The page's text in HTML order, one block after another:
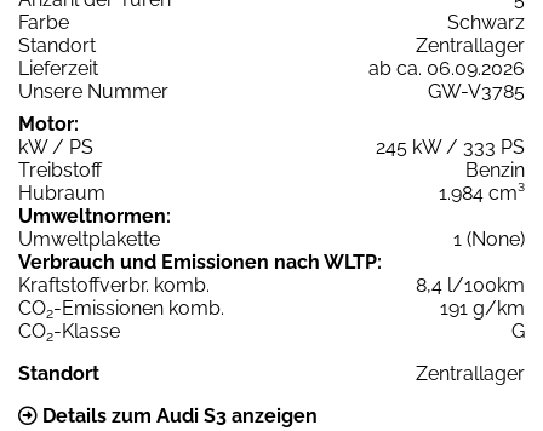
Farbe
Schwarz
Standort
Zentrallager
Lieferzeit
ab ca. 06.09.2026
Unsere Nummer
GW-V3785
Motor:
kW / PS
245 kW / 333 PS
Treibstoff
Benzin
Hubraum
1.984 cm³
Umweltnormen:
Umweltplakette
1 (None)
Verbrauch und Emissionen nach WLTP:
Kraftstoffverbr. komb.
8,4 l/100km
CO2-Emissionen komb.
191 g/km
CO2-Klasse
G
Standort
Zentrallager
Details zum Audi S3 anzeigen